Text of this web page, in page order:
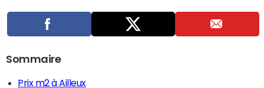
Sommaire
Prix m2 à Ailleux